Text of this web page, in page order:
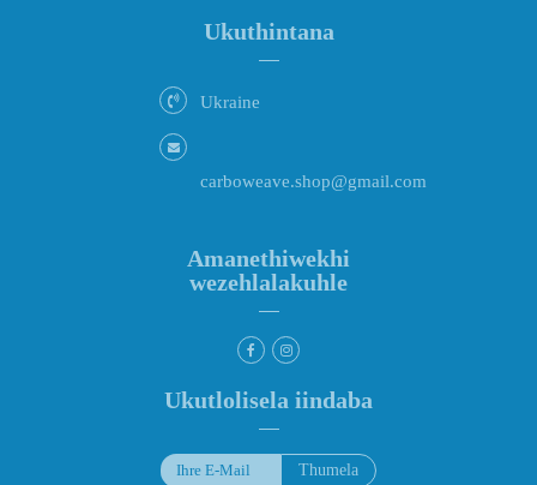
Ukuthintana
Ukraine
carboweave.shop@gmail.com
Amanethiwekhi
wezehlalakuhle
Ukutlolisela iindaba